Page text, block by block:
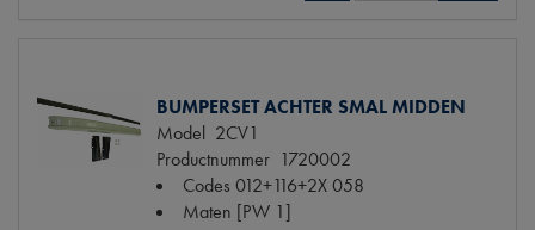
BUMPERSET ACHTER SMAL MIDDEN
Model 2CV1
Productnummer 1720002
Codes 012+116+2X 058
Maten [PW 1]